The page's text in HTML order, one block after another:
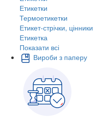
Етикетки
Термоетикетки
Етикет-стрічки, цінники
Етикетка
Показати всі
Вироби з паперу